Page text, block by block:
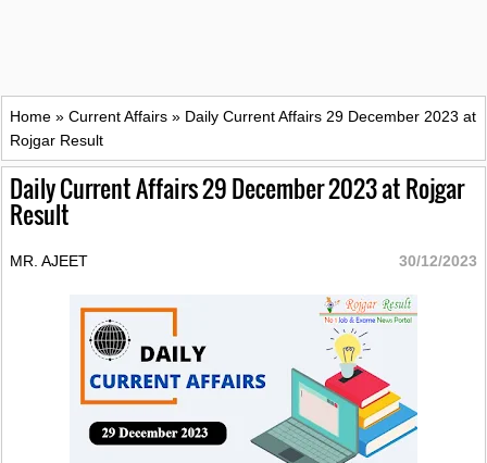
Home » Current Affairs » Daily Current Affairs 29 December 2023 at
Rojgar Result
Daily Current Affairs 29 December 2023 at Rojgar
Result
MR. AJEET 30/12/2023